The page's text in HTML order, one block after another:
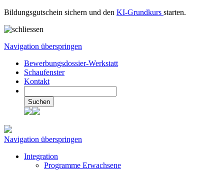
Bildungsgutschein sichern und den KI-Grundkurs starten.
Navigation überspringen
Bewerbungsdossier-Werkstatt
Schaufenster
Kontakt
Suchen
Navigation überspringen
Integration
Programme Erwachsene